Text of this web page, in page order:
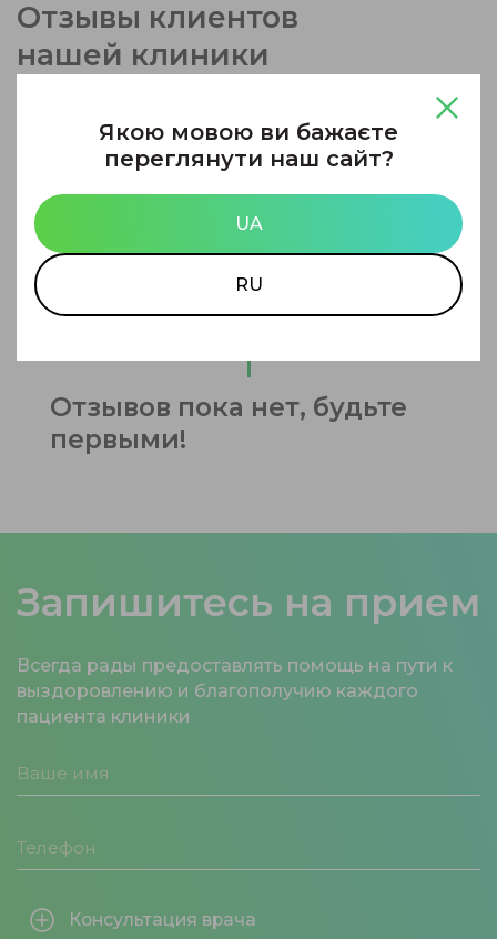
Отзывы клиентов
нашей клиники
Оставить отзыв
Отзывов пока нет, будьте
первыми!
Запишитесь на прием
Всегда рады предоставлять помощь на пути к
выздоровлению и благополучию каждого
пациента клиники
Консультация врача
Якою мовою ви бажаєте
переглянути наш сайт?
UA
RU